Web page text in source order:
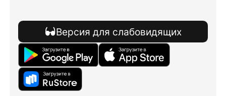
Версия для слабовидящих